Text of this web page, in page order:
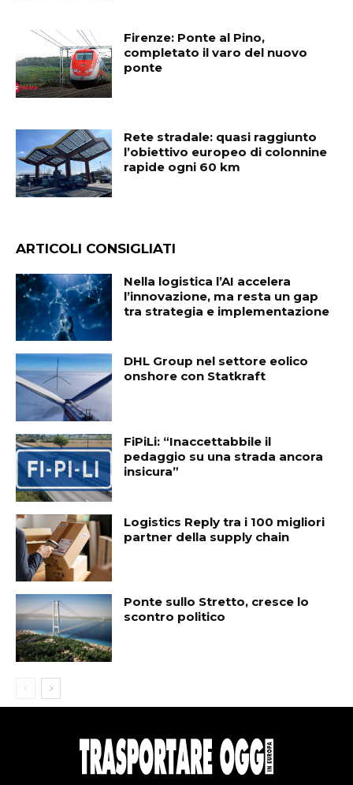
Firenze: Ponte al Pino,
completato il varo del nuovo
ponte
Rete stradale: quasi raggiunto
l’obiettivo europeo di colonnine
rapide ogni 60 km
ARTICOLI CONSIGLIATI
Nella logistica l’AI accelera
l’innovazione, ma resta un gap
tra strategia e implementazione
DHL Group nel settore eolico
onshore con Statkraft
FiPiLi: “Inaccettabbile il
pedaggio su una strada ancora
insicura”
Logistics Reply tra i 100 migliori
partner della supply chain
Ponte sullo Stretto, cresce lo
scontro politico